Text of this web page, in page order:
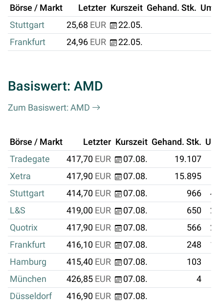
Börse / Markt Letzter Kurszeit Gehand. Stk.
Stuttgart
25,68 EUR
22.05.
Frankfurt
24,96 EUR 22.05.
Basiswert: AMD
Zum Basiswert: AMD
Börse / Markt Letzter Kurszeit Gehand. Stk.
Tradegate
417,70 EUR 07.08. 19.107
Xetra
417,90 EUR 07.08. 15.895
Stuttgart
414,70 EUR 07.08. 966
L&S
419,00 EUR 07.08. 650
Quotrix
417,90 EUR 07.08. 566
Frankfurt
416,10 EUR 07.08. 248
Hamburg
415,40 EUR 07.08. 103
München
426,85 EUR 07.08.
4
Düsseldorf
416,90 EUR
07.08.